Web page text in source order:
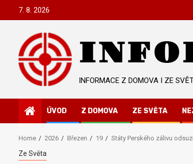
7. 8. 2026
INFORMACE Z DOMOVA I ZE
ÚVOD Z DOMOVA ZE SVĚTA
Home 2026 Březen 19 Státy Perského zálivu
Ze Světa